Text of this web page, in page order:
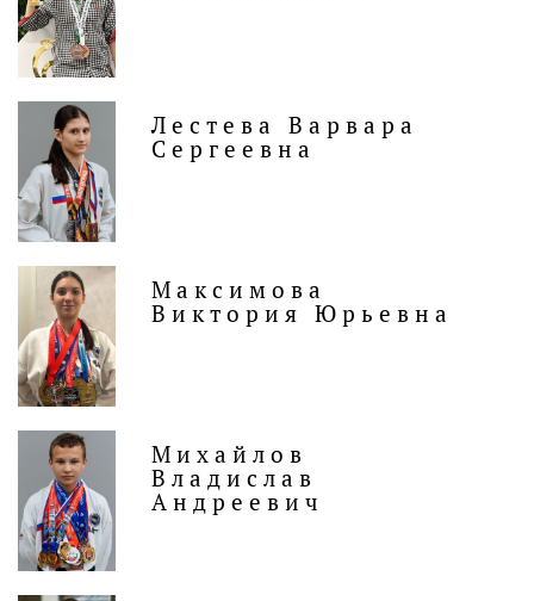
Лестева Варвара
Сергеевна
Максимова
Виктория Юрьевна
Михайлов
Владислав
Андреевич